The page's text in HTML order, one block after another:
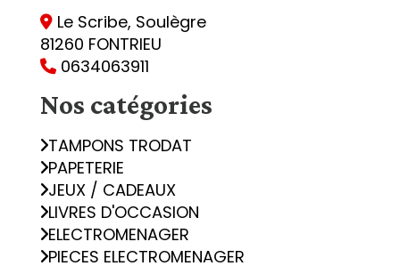
 Le Scribe, Soulègre
81260 FONTRIEU
 0634063911
Nos catégories
TAMPONS TRODAT
PAPETERIE
JEUX / CADEAUX
LIVRES D'OCCASION
ELECTROMENAGER
PIECES ELECTROMENAGER